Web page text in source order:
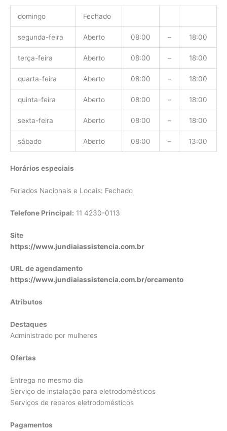
domingo Fechado
segunda-feira Aberto 08:00 – 18:00
terça-feira Aberto 08:00 – 18:00
quarta-feira Aberto 08:00 – 18:00
quinta-feira Aberto 08:00 – 18:00
sexta-feira Aberto 08:00 – 18:00
sábado Aberto 08:00 – 13:00
Horários especiais
Feriados Nacionais e Locais: Fechado
Telefone Principal: 11 4230-0113
Site
https://www.jundiaiassistencia.com.br
URL de agendamento
https://www.jundiaiassistencia.com.br/orcamento
Atributos
Destaques
Administrado por mulheres
Ofertas
Entrega no mesmo dia
Serviço de instalação para eletrodomésticos
Serviços de reparos eletrodomésticos
Pagamentos